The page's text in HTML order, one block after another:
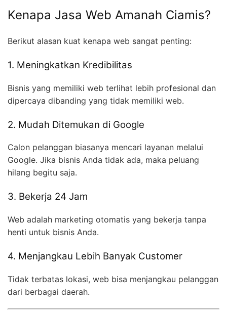
Kenapa Jasa Web Amanah Ciamis?
Berikut alasan kuat kenapa web sangat penting:
1. Meningkatkan Kredibilitas
Bisnis yang memiliki web terlihat lebih profesional dan
dipercaya dibanding yang tidak memiliki web.
2. Mudah Ditemukan di Google
Calon pelanggan biasanya mencari layanan melalui
Google. Jika bisnis Anda tidak ada, maka peluang
hilang begitu saja.
3. Bekerja 24 Jam
Web adalah marketing otomatis yang bekerja tanpa
henti untuk bisnis Anda.
4. Menjangkau Lebih Banyak Customer
Tidak terbatas lokasi, web bisa menjangkau pelanggan
dari berbagai daerah.